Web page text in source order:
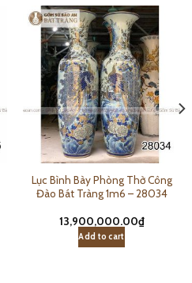
Lục Bình Bày Phòng Thờ Công
Đào Bát Tràng 1m6 – 28034
13,900,000.00₫
Add to cart